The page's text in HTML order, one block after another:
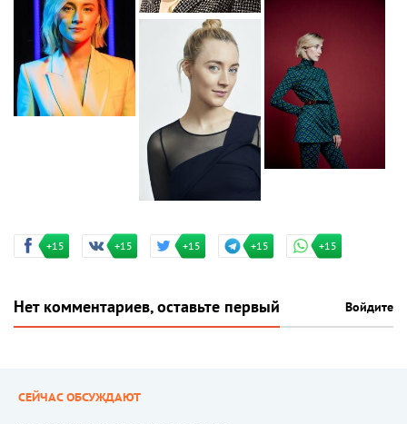
+15 +15 +15 +15 +15
Нет комментариев, оставьте первый Войдите
СЕЙЧАС ОБСУЖДАЮТ